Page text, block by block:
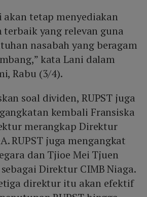
akan tetap menyediakan
terbaik yang relevan guna
nasabah yang beragam
kata Lani dalam
Rabu (3/4).
soal dividen, RUPST juga
kembali Fransiska
merangkap Direktur
RUPST juga mengangkat
dan Tjioe Mei Tjuen
Direktur CIMB Niaga.
direktur itu akan efektif